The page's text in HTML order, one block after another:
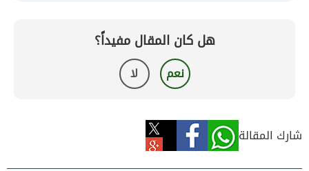
هل كان المقال مفيداً؟
نعم لا
شارك المقالة